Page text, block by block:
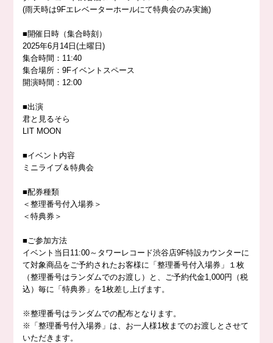
(雨天時は9Fエレベーターホールにて特典会のみ実施)
■開催日時（集合時刻）
2025年6月14日(土曜日)
集合時間：11:40
集合場所：9Fイベントスペース
開演時間：12:00
■出演
君と見るそら
LIT MOON
■イベント内容
ミニライブ＆特典会
■配券種類
＜整理番号付入場券＞
＜特典券＞
■ご参加方法
イベント当日11:00～タワーレコード渋谷店9F特設カウンターに
て対象商品をご予約されたお客様に「整理番号付入場券」１枚
（整理番号はランダムでのお渡し）と、ご予約代金1,000円（税
込）毎に「特典券」を1枚差し上げます。
※整理番号はランダムでの配布となります。
※「整理番号付入場券」は、お一人様1枚までのお渡しとさせて
いただきます。